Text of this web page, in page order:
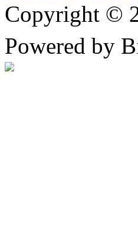
Copyright ©
Powered by